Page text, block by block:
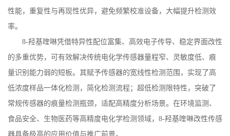
性能，重复性与再现性优异，避免频繁校准设备，大幅提升检测效
率。
8-羟基喹啉凭借特异性配位富集、高效电子传导、稳定界面改性
的多重优势，可有效解决传统电化学传感器量程窄、灵敏度低、痕
量识别能力弱的短板。其赋予传感器的宽线性检测范围，实现了高
低浓度样品一体化检测，简化检测流程；超低检测限特性，突破了
常规传感器的痕量检测瓶颈，适配高精度分析场景。在环境监测、
食品安全、生物医药等高精度电化学检测领域， 8-羟基喹啉改性传感
器具备极高的应用价值与推广前景。